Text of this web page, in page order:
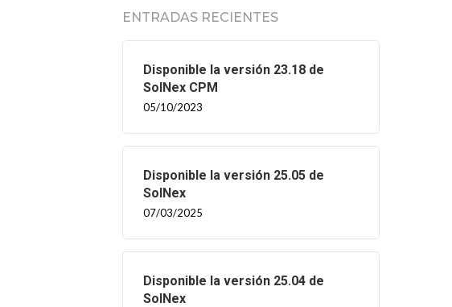
ENTRADAS RECIENTES
Disponible la versión 23.18 de
SolNex CPM
05/10/2023
Disponible la versión 25.05 de
SolNex
07/03/2025
Disponible la versión 25.04 de
SolNex